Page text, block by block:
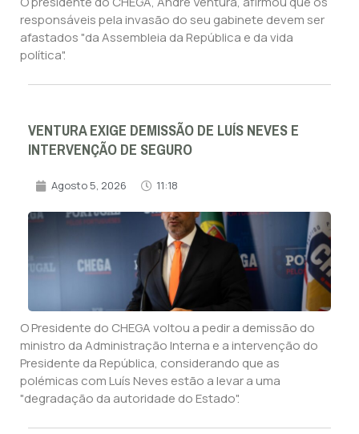
responsáveis pela invasão do seu gabinete devem ser
afastados "da Assembleia da República e da vida
política".
VENTURA EXIGE DEMISSÃO DE LUÍS NEVES E
INTERVENÇÃO DE SEGURO
Agosto 5, 2026 11:18
O Presidente do CHEGA voltou a pedir a demissão do
ministro da Administração Interna e a intervenção do
Presidente da República, considerando que as
polémicas com Luís Neves estão a levar a uma
"degradação da autoridade do Estado".